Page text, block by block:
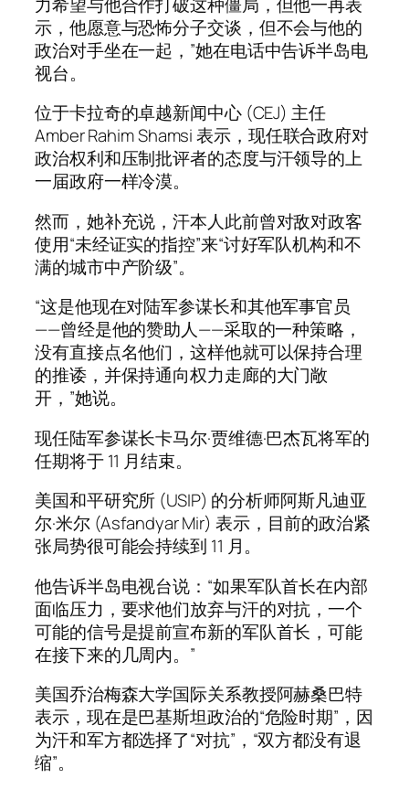
示，他愿意与恐怖分子交谈，但不会与他的
政治对手坐在一起，”她在电话中告诉半岛电
视台。
位于卡拉奇的卓越新闻中心 (CEJ) 主任
Amber Rahim Shamsi 表示，现任联合政府对
政治权利和压制批评者的态度与汗领导的上
一届政府一样冷漠。
然而，她补充说，汗本人此前曾对敌对政客
使用“未经证实的指控”来“讨好军队机构和不
满的城市中产阶级”。
“这是他现在对陆军参谋长和其他军事官员
——曾经是他的赞助人——采取的一种策略，
没有直接点名他们，这样他就可以保持合理
的推诿，并保持通向权力走廊的大门敞
开，”她说。
现任陆军参谋长卡马尔·贾维德·巴杰瓦将军的
任期将于 11 月结束。
美国和平研究所 (USIP) 的分析师阿斯凡迪亚
尔·米尔 (Asfandyar Mir) 表示，目前的政治紧
张局势很可能会持续到 11 月。
他告诉半岛电视台说：“如果军队首长在内部
面临压力，要求他们放弃与汗的对抗，一个
可能的信号是提前宣布新的军队首长，可能
在接下来的几周内。”
美国乔治梅森大学国际关系教授阿赫桑巴特
表示，现在是巴基斯坦政治的“危险时期”，因
为汗和军方都选择了“对抗”，“双方都没有退
缩”。